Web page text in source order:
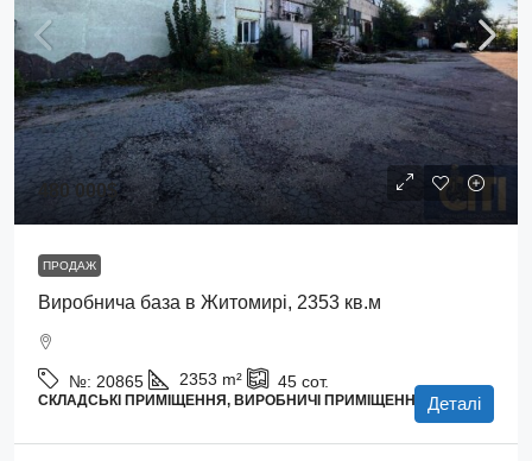
480 000$
ПРОДАЖ
Виробнича база в Житомирі, 2353 кв.м
№: 20865 2353 m² 45 сот.
СКЛАДСЬКІ ПРИМІЩЕННЯ, ВИРОБНИЧІ ПРИМІЩЕННЯ Деталі